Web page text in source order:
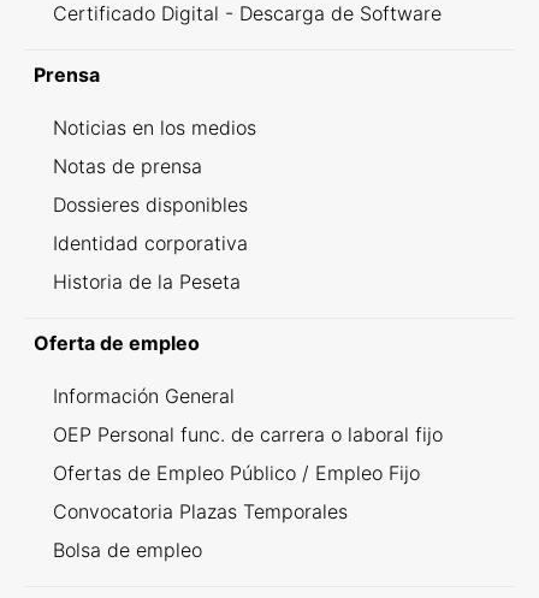
Certificado Digital - Descarga de Software
Prensa
Noticias en los medios
Notas de prensa
Dossieres disponibles
Identidad corporativa
Historia de la Peseta
Oferta de empleo
Información General
OEP Personal func. de carrera o laboral fijo
Ofertas de Empleo Público / Empleo Fijo
Convocatoria Plazas Temporales
Bolsa de empleo